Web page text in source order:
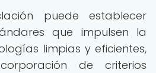
puede establecer
que impulsen la
limpias y eficientes,
de criterios